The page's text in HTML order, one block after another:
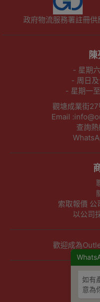
如有
意為
政府物流服務署註冊供
- 星期
- 周日
- 星期一
觀塘成業街
Email
查詢
索取報價 公
以公司
歡迎成為